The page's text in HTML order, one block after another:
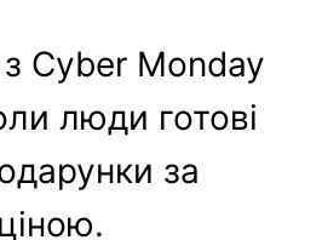
Cyber Monday
люди готові
за